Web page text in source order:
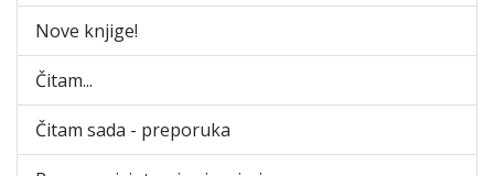
Nove knjige!
Čitam...
Čitam sada - preporuka